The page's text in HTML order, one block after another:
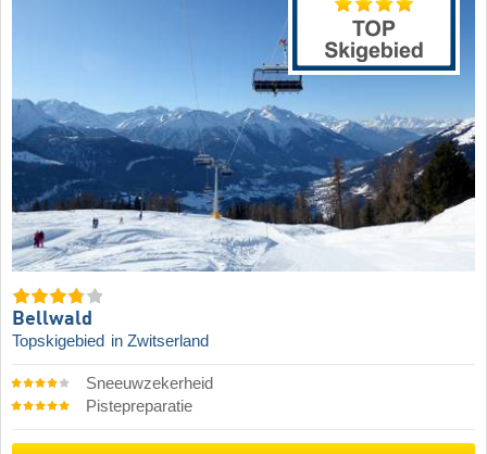
Bellwald
Topskigebied in Zwitserland
Sneeuwzekerheid
Pistepreparatie